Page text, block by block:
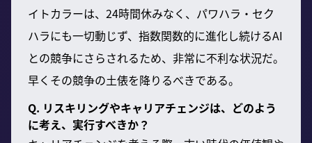
イトカラーは、24時間休みなく、パワハラ・セク
ハラにも一切動じず、指数関数的に進化し続けるAI
との競争にさらされるため、非常に不利な状況だ。
早くその競争の土俵を降りるべきである。
Q. リスキリングやキャリアチェンジは、どのよう
に考え、実行すべきか？